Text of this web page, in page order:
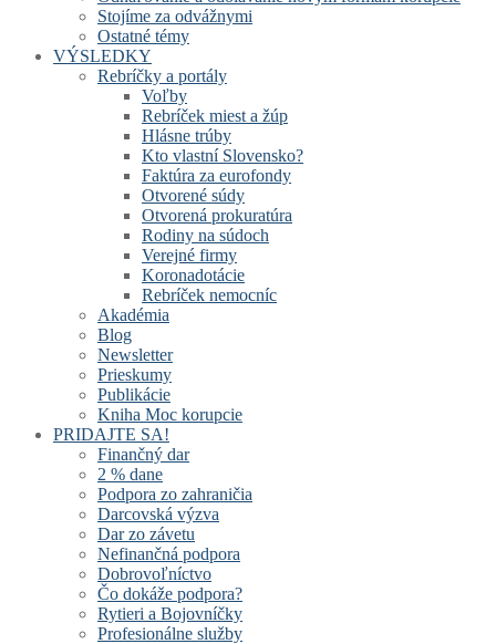
Stojíme za odvážnymi
Ostatné témy
VÝSLEDKY
Rebríčky a portály
Voľby
Rebríček miest a žúp
Hlásne trúby
Kto vlastní Slovensko?
Faktúra za eurofondy
Otvorené súdy
Otvorená prokuratúra
Rodiny na súdoch
Verejné firmy
Koronadotácie
Rebríček nemocníc
Akadémia
Blog
Newsletter
Prieskumy
Publikácie
Kniha Moc korupcie
PRIDAJTE SA!
Finančný dar
2 % dane
Podpora zo zahraničia
Darcovská výzva
Dar zo závetu
Nefinančná podpora
Dobrovoľníctvo
Čo dokáže podpora?
Rytieri a Bojovníčky
Profesionálne služby